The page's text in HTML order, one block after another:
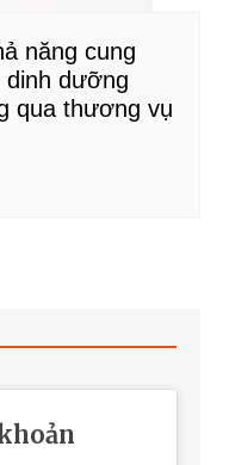
năng cung
dinh dưỡng
qua thương vụ